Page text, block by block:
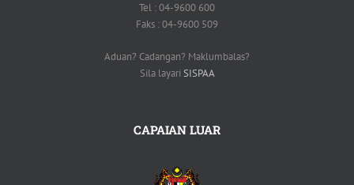
Tel : 04-9600 600
Faks : 04-9600 509
Aduan? Cadangan? Maklumbalas?
Sila layari SISPAA
CAPAIAN LUAR